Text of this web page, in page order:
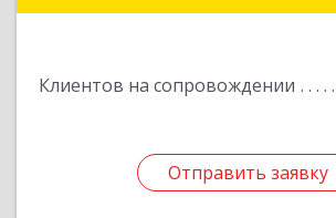
Клиентов на сопровождении
Отправить заявку
Отправить заявку